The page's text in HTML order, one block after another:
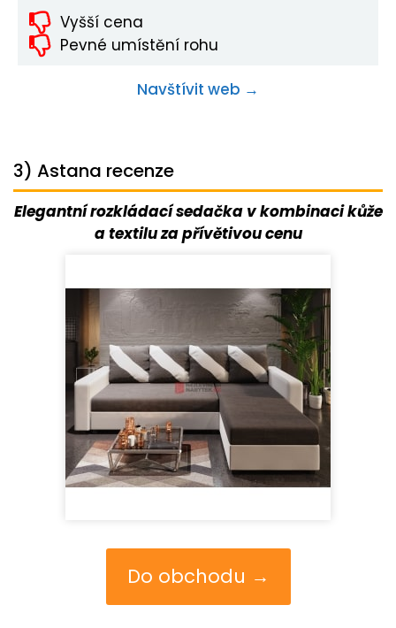
Vyšší cena
Pevné umístění rohu
Navštívit web →
3) Astana recenze
Elegantní rozkládací sedačka v kombinaci kůže
a textilu za přívětivou cenu
Do obchodu →